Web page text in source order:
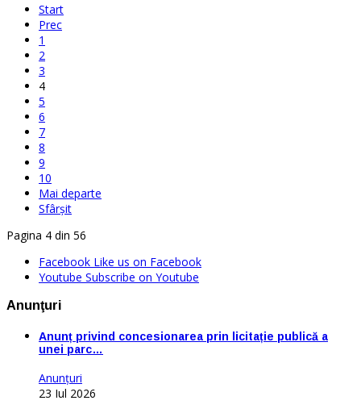
Start
Prec
1
2
3
4
5
6
7
8
9
10
Mai departe
Sfârșit
Pagina 4 din 56
Facebook Like us on Facebook
Youtube Subscribe on Youtube
Anunţuri
Anunț privind concesionarea prin licitație publică a
unei parc…
Anunţuri
23 Iul 2026